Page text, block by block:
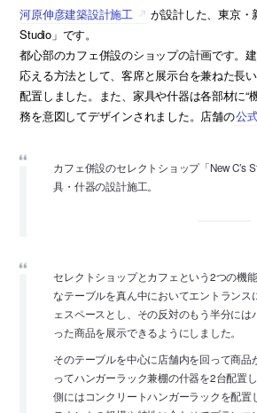
河原伸彦建築設計施工
が設計した、東京・
Studio」です。
都心部のカフェ併設のショップの計画です。
応える方法として、客席と展示台を兼ねた長
配置しました。また、家具や什器は各部材に“
務を意図してデザインされました。店舗の公
カフェ併設のセレクトショップ「New C’s
具・什器の設計施工。
セレクトショップとカフェという2つの機
なテーブルを真ん中においてエントランス
ェスペースとし、その反対のもう半分に
った商品を展示できるようにしました。
そのテーブルを中心に店舗内を回って商品
ってハンガーラック兼棚の什器を2台配置
側にはコンクリートハンガーラックを配置